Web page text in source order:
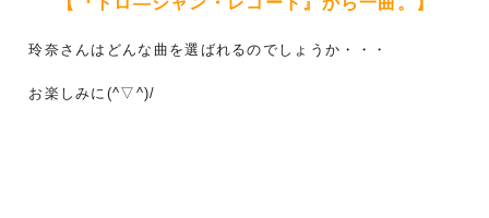
玲奈さんはどんな曲を選ばれるのでしょうか・・・
お楽しみに(^▽^)/